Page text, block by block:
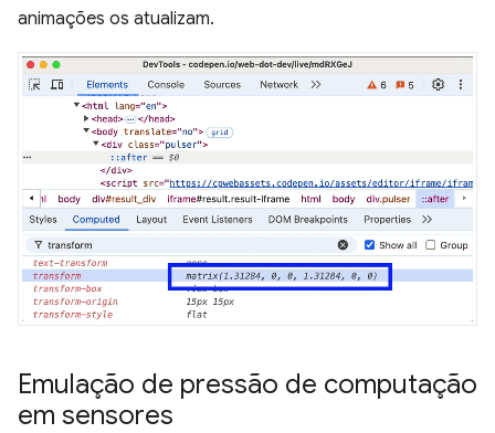
animações os atualizam.
Emulação de pressão de computação
em sensores